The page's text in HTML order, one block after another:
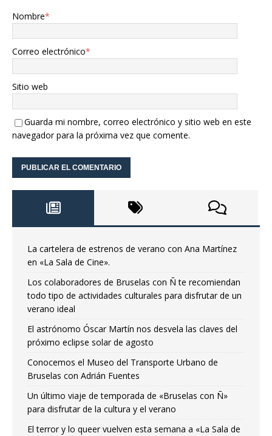
Nombre*
Correo electrónico*
Sitio web
Guarda mi nombre, correo electrónico y sitio web en este
navegador para la próxima vez que comente.
La cartelera de estrenos de verano con Ana Martínez
en «La Sala de Cine».
Los colaboradores de Bruselas con Ñ te recomiendan
todo tipo de actividades culturales para disfrutar de un
verano ideal
El astrónomo Óscar Martín nos desvela las claves del
próximo eclipse solar de agosto
Conocemos el Museo del Transporte Urbano de
Bruselas con Adrián Fuentes
Un último viaje de temporada de «Bruselas con Ñ»
para disfrutar de la cultura y el verano
El terror y lo queer vuelven esta semana a «La Sala de